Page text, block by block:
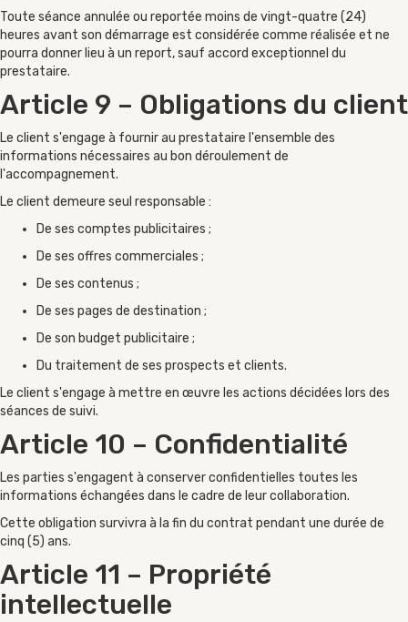
Toute séance annulée ou reportée moins de vingt-quatre (24)
heures avant son démarrage est considérée comme réalisée et ne
pourra donner lieu à un report, sauf accord exceptionnel du
prestataire.
Article 9 – Obligations du client
Le client s'engage à fournir au prestataire l'ensemble des
informations nécessaires au bon déroulement de
l'accompagnement.
Le client demeure seul responsable :
De ses comptes publicitaires ;
De ses offres commerciales ;
De ses contenus ;
De ses pages de destination ;
De son budget publicitaire ;
Du traitement de ses prospects et clients.
Le client s'engage à mettre en œuvre les actions décidées lors des
séances de suivi.
Article 10 – Confidentialité
Les parties s'engagent à conserver confidentielles toutes les
informations échangées dans le cadre de leur collaboration.
Cette obligation survivra à la fin du contrat pendant une durée de
cinq (5) ans.
Article 11 – Propriété
intellectuelle